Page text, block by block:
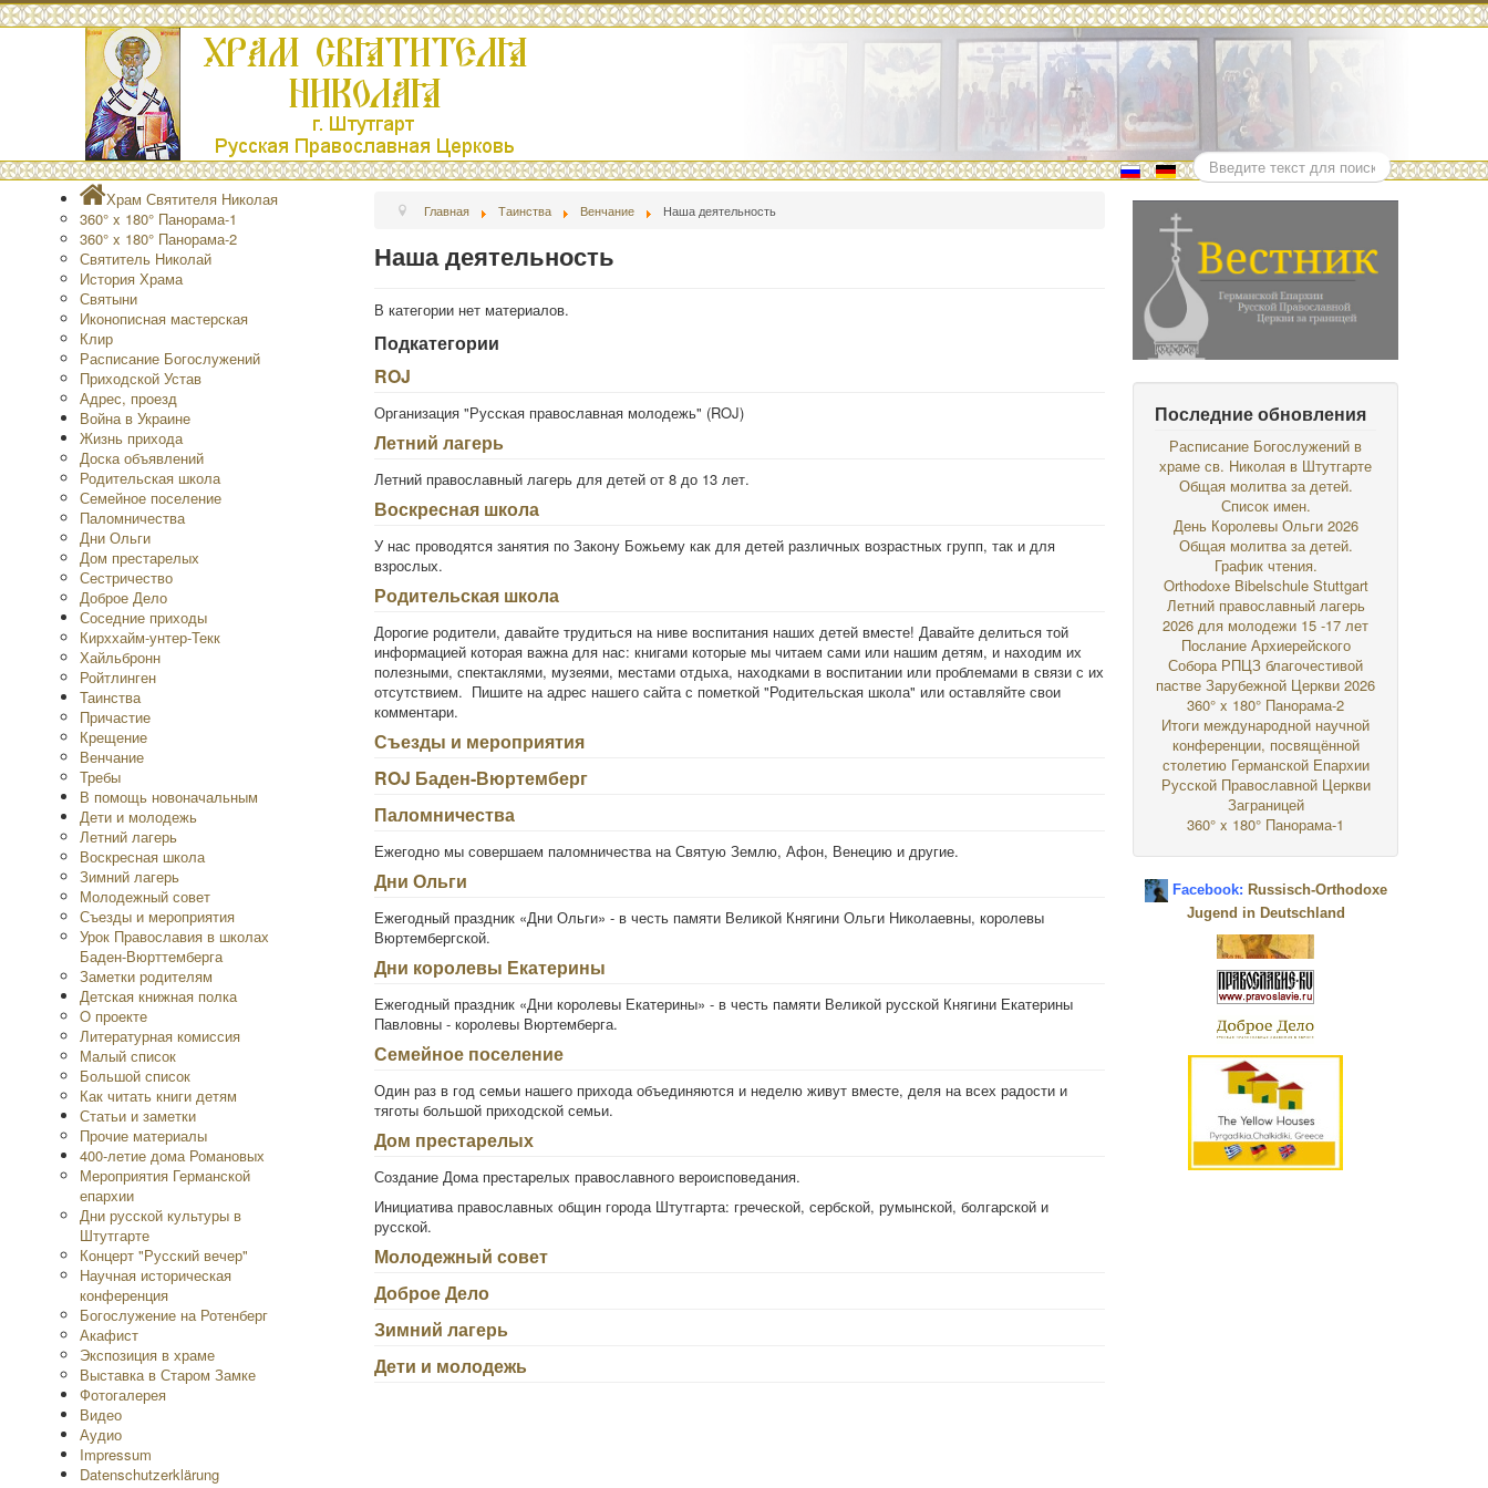
Поиск
Храм Святителя Николая
360° x 180° Панорама-1
360° x 180° Панорама-2
Святитель Николай
История Храма
Святыни
Иконописная мастерская
Клир
Расписание Богослужений
Приходской Устав
Адрес, проезд
Война в Украине
Жизнь прихода
Доска объявлений
Родительская школа
Семейное поселение
Паломничества
Дни Ольги
Дом престарелых
Сестричество
Доброе Дело
Соседние приходы
Кирххайм-унтер-Текк
Хайльбронн
Ройтлинген
Таинства
Причастие
Крещение
Венчание
Требы
В помощь новоначальным
Дети и молодежь
Летний лагерь
Воскресная школа
Зимний лагерь
Молодежный совет
Съезды и мероприятия
Урок Православия в школах
Баден-Вюрттемберга
Заметки родителям
Детская книжная полка
O проекте
Литературная комиссия
Малый список
Большой список
Как читать книги детям
Статьи и заметки
Прочие материалы
400-летие дома Романовых
Мероприятия Германской
епархии
Дни русской культуры в
Штутгарте
Концерт "Русский вечер"
Научная историческая
конференция
Богослужение на Ротенберг
Акафист
Экспозиция в храме
Выставка в Старом Замке
Фотогалерея
Видео
Аудио
Impressum
Datenschutzerklärung
Главная Таинства Венчание Наша деятельность
Наша деятельность
В категории нет материалов.
Подкатегории
ROJ
Организация "Русская православная молодежь" (ROJ)
Летний лагерь
Летний православный лагерь для детей от 8 до 13 лет.
Воскресная школа
У нас проводятся занятия по Закону Божьему как для детей различных возрастных групп, так и для
взрослых.
Родительская школа
Дорогие родители, давайте трудиться на ниве воспитания наших детей вместе! Давайте делиться той
информацией которая важна для нас: книгами которые мы читаем сами или нашим детям, и находим их
полезными, спектаклями, музеями, местами отдыха, находками в воспитании или проблемами в связи с их
отсутствием. Пишите на адрес нашего сайта с пометкой "Родительская школа" или оставляйте свои
комментари.
Съезды и мероприятия
ROJ Баден-Вюртемберг
Паломничества
Ежегодно мы совершаем паломничества на Святую Землю, Афон, Венецию и другие.
Дни Ольги
Ежегодный праздник «Дни Ольги» - в честь памяти Великой Княгини Ольги Николаевны, королевы
Вюртембергской.
Дни королевы Екатерины
Ежегодный праздник «Дни королевы Екатерины» - в честь памяти Великой русской Княгини Екатерины
Павловны - королевы Вюртемберга.
Семейное поселение
Один раз в год семьи нашего прихода объединяются и неделю живут вместе, деля на всех радости и
тяготы большой приходской семьи.
Дом престарелых
Создание Дома престарелых православного вероисповедания.
Инициатива православных общин города Штутгарта: греческой, сербской, румынской, болгарской и
русской.
Молодежный совет
Доброе Дело
Зимний лагерь
Дети и молодежь
Последние обновления
Расписание Богослужений в
храме св. Николая в Штутгарте
Общая молитва за детей.
Список имен.
День Королевы Ольги 2026
Общая молитва за детей.
График чтения.
Orthodoxe Bibelschule Stuttgart
Летний православный лагерь
2026 для молодежи 15 -17 лет
Послание Архиерейского
Собора РПЦЗ благочестивой
пастве Зарубежной Церкви 2026
360° x 180° Панорама-2
Итоги международной научной
конференции, посвящённой
столетию Германской Епархии
Русской Православной Церкви
Заграницей
360° x 180° Панорама-1
Facebook: Russisch-Orthodoxe
Jugend in Deutschland